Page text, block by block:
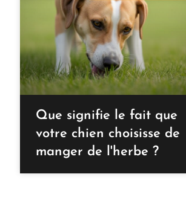
Que signifie le fait que
votre chien choisisse de
manger de l'herbe ?